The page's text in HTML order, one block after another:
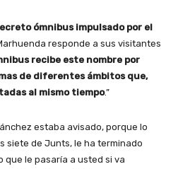
ómnibus impulsado por el
responde a sus visitantes
recibe este nombre por
de diferentes ámbitos que,
al mismo tiempo.”
estaba avisado, porque lo
siete de Junts, le ha terminado
que le pasaría a usted si va